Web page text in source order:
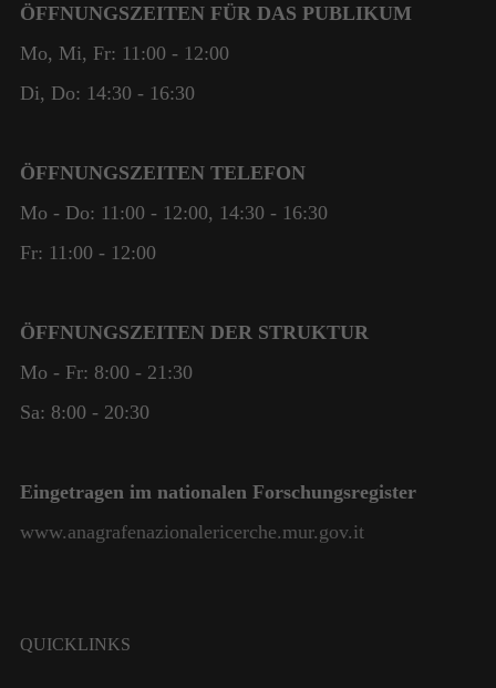
ÖFFNUNGSZEITEN FÜR DAS PUBLIKUM
Mo, Mi, Fr: 11:00 - 12:00
Di, Do: 14:30 - 16:30
ÖFFNUNGSZEITEN TELEFON
Mo - Do: 11:00 - 12:00, 14:30 - 16:30
Fr: 11:00 - 12:00
ÖFFNUNGSZEITEN DER STRUKTUR
Mo - Fr: 8:00 - 21:30
Sa: 8:00 - 20:30
Eingetragen im nationalen Forschungsregister
www.anagrafenazionalericerche.mur.gov.it
QUICKLINKS